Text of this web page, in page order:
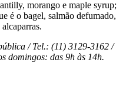
morango e maple syrup;
é o bagel, salmão defumado,
/ Tel.: (11) 3129-3162 /
domingos: das 9h às 14h.